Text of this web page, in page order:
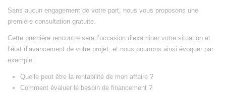
Sans aucun engagement de votre part, nous vous proposons une
première consultation gratuite.
Cette première rencontre sera l’occasion d’examiner votre situation et
l’état d’avancement de votre projet, et nous pourrons ainsi évoquer par
exemple :
Quelle peut être la rentabilité de mon affaire ?
Comment évaluer le besoin de financement ?